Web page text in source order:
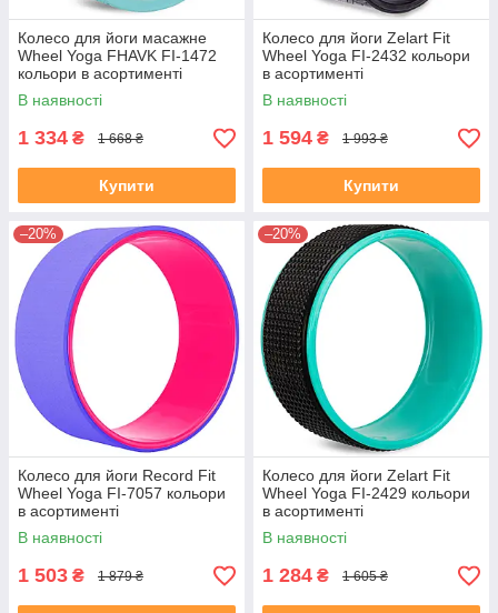
Колесо для йоги масажне
Wheel Yoga FHAVK FI-1472
кольори в асортименті
В наявності
1 334 ₴ 1 668 ₴
Купити
Колесо для йоги Zelart Fit
Wheel Yoga FI-2432 кольори
в асортименті
В наявності
1 594 ₴ 1 993 ₴
Купити
–20%
Колесо для йоги Record Fit
Wheel Yoga FI-7057 кольори
в асортименті
В наявності
1 503 ₴ 1 879 ₴
–20%
Колесо для йоги Zelart Fit
Wheel Yoga FI-2429 кольори
в асортименті
В наявності
1 284 ₴ 1 605 ₴